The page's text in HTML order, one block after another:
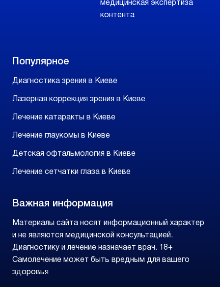
медицинская экспертиза
контента
Популярное
Диагностика зрения в Киеве
Лазерная коррекция зрения в Киеве
Лечение катаракты в Киеве
Лечение глаукомы в Киеве
Детская офтальмология в Киеве
Лечение сетчатки глаза в Киеве
Важная информация
Материалы сайта носят информационный характер
и не являются медицинской консультацией.
Диагностику и лечение назначает врач. 18+
Самолечение может быть вредным для вашего
здоровья